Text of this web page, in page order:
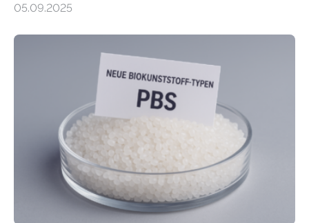
– nur eine Atomlage dick, aber extrem leitfähig und
Sensoren, leistungsstarken Batterien und effizienten
Solarzellen. Eine neue Studie hebt das Potenzial nun
noch auf ein neues Level: Zum ersten Mal haben
Forschende an der Universität Göttingen gemeinsam
mit Kollegen aus Braunschweig, Bremen und der
Schweiz direkt beobachtet, wie in Graphen…
05.09.2025